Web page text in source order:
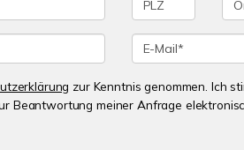
zur Kenntnis genommen. Ich
Beantwortung meiner Anfrage